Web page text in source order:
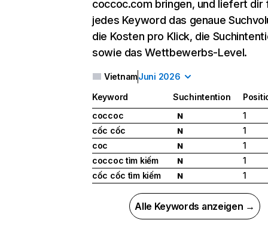
coccoc.com bringen, und liefert dir
jedes Keyword das genaue
die Kosten pro Klick, die
sowie das Wettbewerbs-Level.
VietnamJuni 2026
Keyword Suchintention
coccoc
N
1
cốc cốc
N
1
coc
N
1
coccoc tìm kiếm
N
1
cốc cốc tìm kiếm
N 1
Alle Keywords anzeigen →